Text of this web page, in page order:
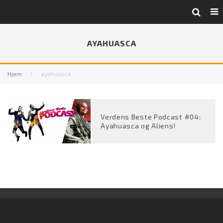
AYAHUASCA
Hjem ayahuasca
Verdens Beste Podcast #04:
Ayahuasca og Aliens!